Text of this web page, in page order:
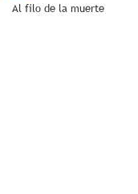
Al filo de la muerte